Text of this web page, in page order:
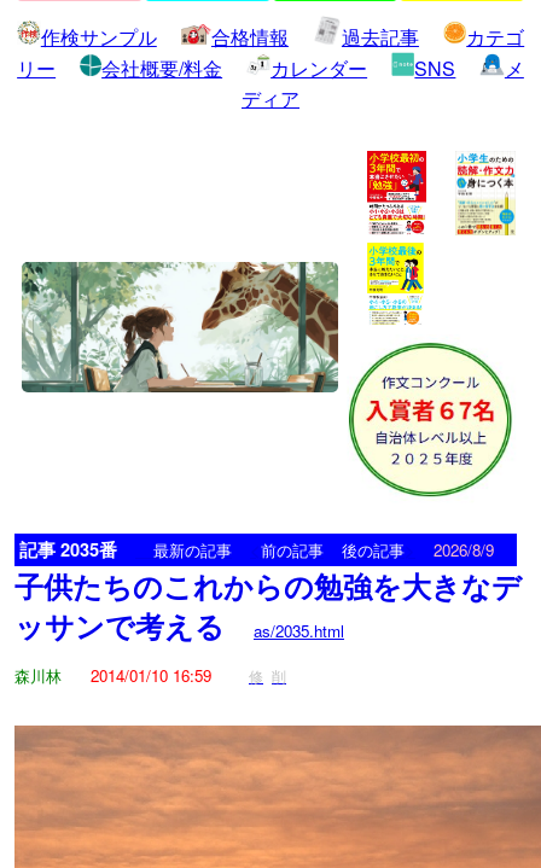
作検サンプル
合格情報 過去記事
カテゴ
リー
会社概要/料金 カレンダー SNS
メ
ディア
記事 2035番 最新の記事 前の記事 後の記事 2026/8/9
子供たちのこれからの勉強を大きなデ
ッサンで考える
as/2035.html
森川林
2014/01/10 16:59 修 削